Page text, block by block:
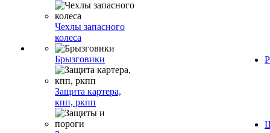
Чехлы запасного
колеса
Брызговики
Защита картера,
кпп, ркпп